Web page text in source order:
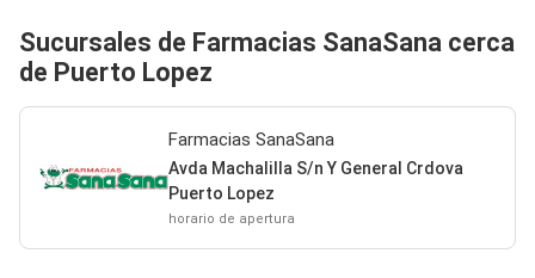
Sucursales de Farmacias SanaSana cerca
de Puerto Lopez
Farmacias SanaSana
Avda Machalilla S/n Y General Crdova
Puerto Lopez
horario de apertura